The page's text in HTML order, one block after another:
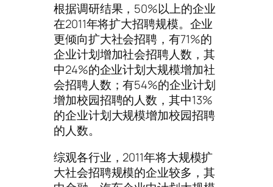
根据调研结果，50%以上的企业
在2011年将扩大招聘规模。企业
更倾向扩大社会招聘，有71%的
企业计划增加社会招聘人数，其
中24%的企业计划大规模增加社
会招聘人数；有54%的企业计划
增加校园招聘的人数，其中13%
的企业计划大规模增加校园招聘
的人数。
综观各行业，2011年将大规模扩
大社会招聘规模的企业较多，其